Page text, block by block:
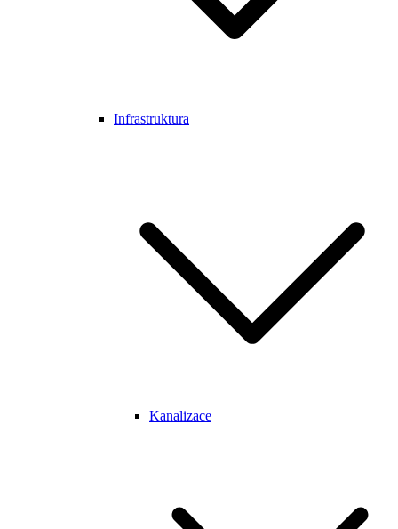
Infrastruktura
Kanalizace